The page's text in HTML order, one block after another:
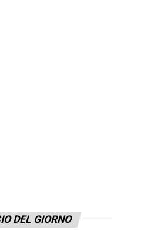
DEL GIORNO